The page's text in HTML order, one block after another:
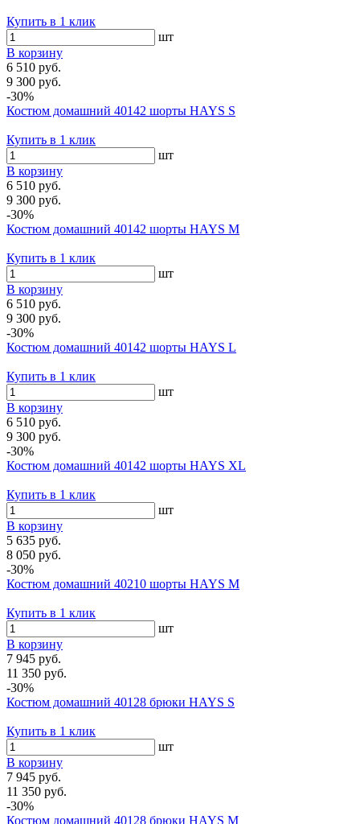
Купить в 1 клик
шт
В корзину
6 510 руб.
9 300 руб.
-30%
Костюм домашний 40142 шорты HAYS S
Купить в 1 клик
шт
В корзину
6 510 руб.
9 300 руб.
-30%
Костюм домашний 40142 шорты HAYS M
Купить в 1 клик
шт
В корзину
6 510 руб.
9 300 руб.
-30%
Костюм домашний 40142 шорты HAYS L
Купить в 1 клик
шт
В корзину
6 510 руб.
9 300 руб.
-30%
Костюм домашний 40142 шорты HAYS XL
Купить в 1 клик
шт
В корзину
5 635 руб.
8 050 руб.
-30%
Костюм домашний 40210 шорты HAYS M
Купить в 1 клик
шт
В корзину
7 945 руб.
11 350 руб.
-30%
Костюм домашний 40128 брюки HAYS S
Купить в 1 клик
шт
В корзину
7 945 руб.
11 350 руб.
-30%
Костюм домашний 40128 брюки HAYS M